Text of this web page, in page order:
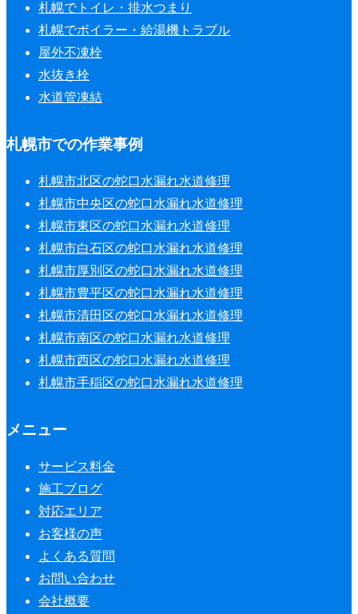
札幌でトイレ・排水つまり
札幌でボイラー・給湯機トラブル
屋外不凍栓
水抜き栓
水道管凍結
札幌市での作業事例
札幌市北区の蛇口水漏れ水道修理
札幌市中央区の蛇口水漏れ水道修理
札幌市東区の蛇口水漏れ水道修理
札幌市白石区の蛇口水漏れ水道修理
札幌市厚別区の蛇口水漏れ水道修理
札幌市豊平区の蛇口水漏れ水道修理
札幌市清田区の蛇口水漏れ水道修理
札幌市南区の蛇口水漏れ水道修理
札幌市西区の蛇口水漏れ水道修理
札幌市手稲区の蛇口水漏れ水道修理
メニュー
サービス料金
施工ブログ
対応エリア
お客様の声
よくある質問
お問い合わせ
会社概要